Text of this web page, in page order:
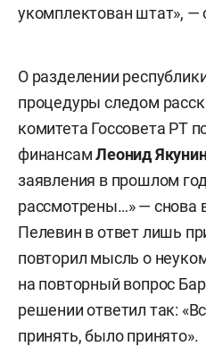
укомплектован штат», —
О разделении
процедуры следом
комитета Госсовета РТ
финансамЛеонид
заявления в прошлом
рассмотрены…» — снова
Пелевин в ответ лишь
повторил мысль о
на повторный вопрос
решении ответил так:
принять, было принято».